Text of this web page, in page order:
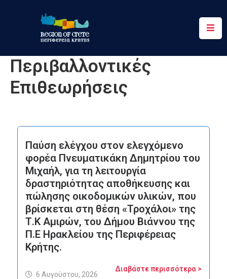
Περιφέρεια
Ενημέρωση
Έργα
Υπηρεσίες
Επικοινωνία
Περιβαλλοντικές
Επιθεωρήσεις
Παύση ελέγχου στον ελεγχόμενο
φορέα Πνευματικάκη Δημητρίου του
Μιχαήλ, για τη λειτουργία
δραστηριότητας αποθήκευσης και
πώλησης οικοδομικών υλικών, που
βρίσκεται στη θέση «Τροχάλοι» της
Τ.Κ Αμιρών, του Δήμου Βιάννου της
Π.Ε Ηρακλείου της Περιφέρειας
Κρήτης.
Διαβάστε περισσότερα >
6 Αυγούστου, 2026